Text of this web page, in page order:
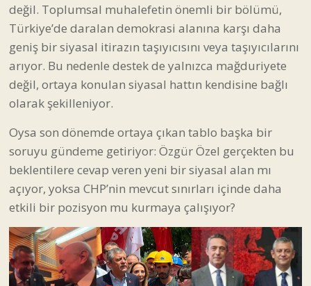
değil. Toplumsal muhalefetin önemli bir bölümü,
Türkiye’de daralan demokrasi alanına karşı daha
geniş bir siyasal itirazın taşıyıcısını veya taşıyıcılarını
arıyor. Bu nedenle destek de yalnızca mağduriyete
değil, ortaya konulan siyasal hattın kendisine bağlı
olarak şekilleniyor.
Oysa son dönemde ortaya çıkan tablo başka bir
soruyu gündeme getiriyor: Özgür Özel gerçekten bu
beklentilere cevap veren yeni bir siyasal alan mı
açıyor, yoksa CHP’nin mevcut sınırları içinde daha
etkili bir pozisyon mu kurmaya çalışıyor?